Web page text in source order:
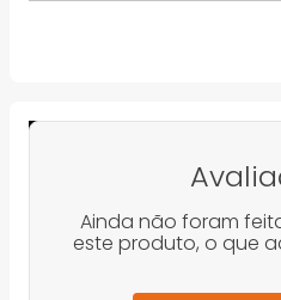
Ainda não foram
este produto, o que